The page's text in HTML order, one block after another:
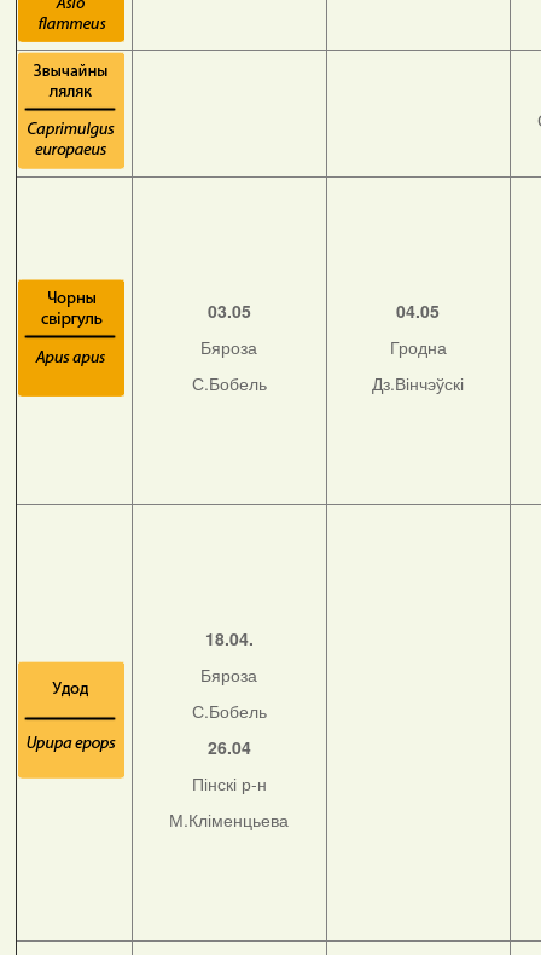
03.05
Бяроза
С.Бобель
04.05
Гродна
Дз.Вінчэўскі
18.04.
Бяроза
С.Бобель
26.04
Пінскі р-н
М.Кліменцьева